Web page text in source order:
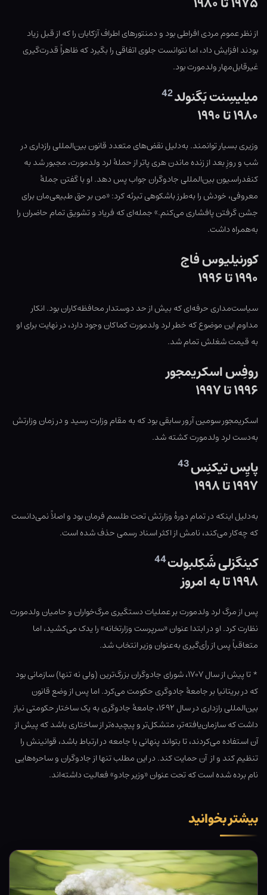
از نظر عموم مردی افراطی بود و دمنتورهای اطراف آزکابان را که از قبل زیاد
بودند افزایش داد، اما نتوانست جلوی اتفاقی را بگیرد که ظاهراً قدرت‌گیری
غیرقابل‌مهار ولدمورت بود.
میلیسِنت بَگنولد42
۱۹۸۰ تا ۱۹۹۰
وزیری بسیار توانمند. به‌دلیل نقض‌های متعدد قانون بین‌المللی رازداری در
شب و روزِ بعد از زنده ماندن هری پاتر از حملهٔ لرد ولدمورت، مجبور شد به
کنفدراسیون بین‌المللی جادوگران جواب پس دهد. او با گفتن جملهٔ
معروفی، خودش را به‌طرز باشکوهی تبرئه کرد: «من بر حق طبیعی‌مان برای
جشن گرفتن پافشاری می‌کنم.» جمله‌ای که فریاد و تشویق تمام حاضران را
به‌همراه داشت.
کورنیلیوس فاج
۱۹۹۰ تا ۱۹۹۶
سیاست‌مداری حرفه‌ای که بیش از حد دوستدار محافظه‌کاران بود. انکار
مداوم این موضوع که خطر لرد ولدمورت کماکان وجود دارد، در نهایت برای او
به قیمت شغلش تمام شد.
روفِس اسکریمجور
۱۹۹۶ تا ۱۹۹۷
اسکریمجور سومین آرور سابقی بود که به مقام وزارت رسید و در زمان وزارتش
به‌دست لرد ولدمورت کشته شد.
پایِس تیکنِس43
۱۹۹۷ تا ۱۹۹۸
به‌دلیل اینکه در تمام دورهٔ وزارتش تحت طلسم فرمان بود و اصلاً نمی‌دانست
که چه‌کار می‌کند، نامش از اکثر اسناد رسمی حذف شده است.
کینگزلی شَکِلبولت44
۱۹۹۸ تا به امروز
پس از مرگ لرد ولدمورت بر عملیات دستگیری مرگ‌خواران و حامیان ولدمورت
نظارت کرد. او در ابتدا عنوان «سرپرست وزارتخانه» را یدک می‌کشید، اما
متعاقباً پس از رأی‌گیری به‌عنوان وزیر انتخاب شد.
* تا پیش از سال ۱۷۰۷، شورای جادوگران بزرگ‌ترین (ولی نه تنها) سازمانی بود
که در بریتانیا بر جامعهٔ جادوگری حکومت می‌کرد. اما پس از وضع قانون
بین‌المللی رازداری در سال ۱۶۹۲، جامعهٔ جادوگری به یک ساختار حکومتی نیاز
داشت که سازمان‌یافته‌تر، متشکل‌تر و پیچیده‌تر از ساختاری باشد که پیش از
آن استفاده می‌کردند، تا بتواند پنهانی با جامعه در ارتباط باشد، قوانینش را
تنظیم کند و از آن حمایت کند. در این مطلب تنها از جادوگران و ساحره‌هایی
نام برده شده است که تحت عنوان «وزیر جادو» فعالیت داشته‌اند.
بیشتر بخوانید